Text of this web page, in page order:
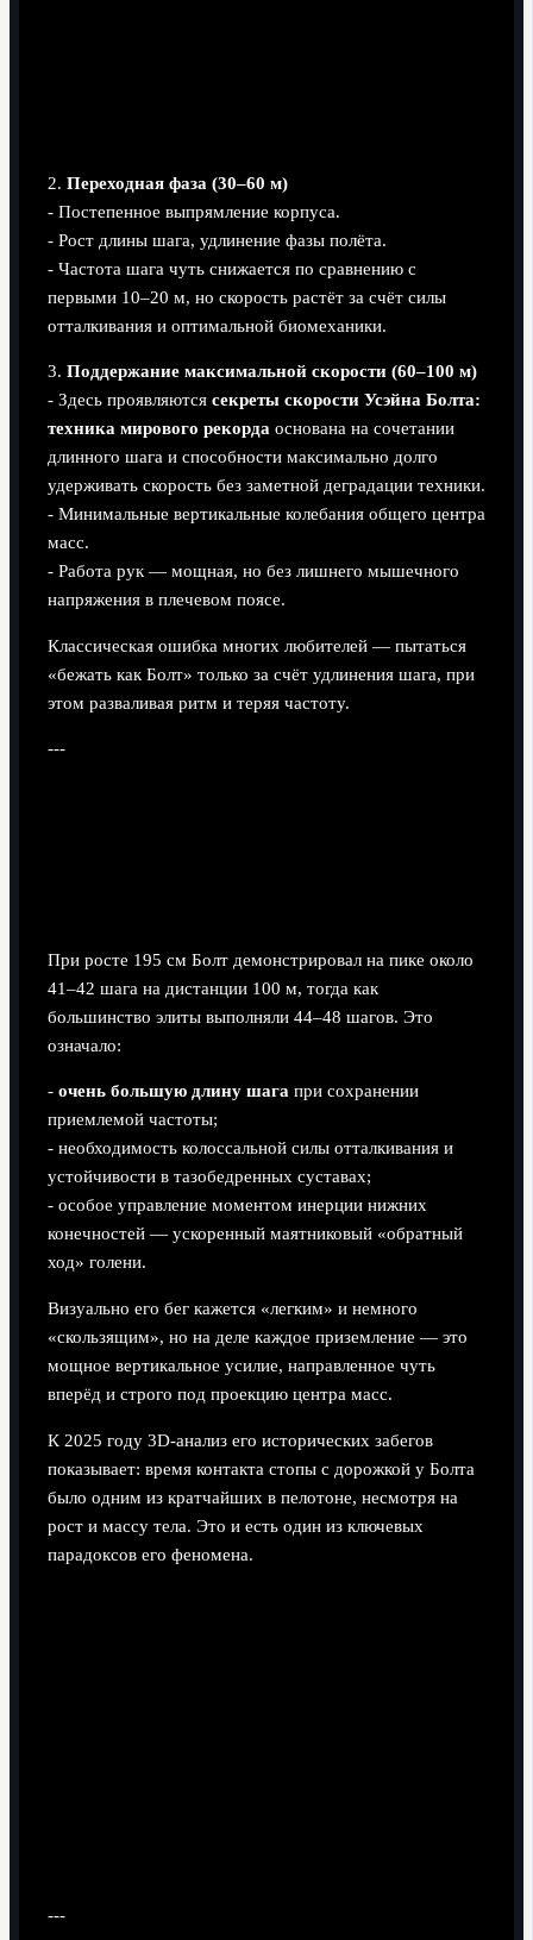
2. Переходная фаза (30–60 м)
- Постепенное выпрямление корпуса.
- Рост длины шага, удлинение фазы полёта.
- Частота шага чуть снижается по сравнению с
первыми 10–20 м, но скорость растёт за счёт силы
отталкивания и оптимальной биомеханики.
3. Поддержание максимальной скорости (60–100 м)
- Здесь проявляются секреты скорости Усэйна Болта:
техника мирового рекордаоснована на сочетании
длинного шага и способности максимально долго
удерживать скорость без заметной деградации техники.
- Минимальные вертикальные колебания общего центра
масс.
- Работа рук — мощная, но без лишнего мышечного
напряжения в плечевом поясе.
Классическая ошибка многих любителей — пытаться
«бежать как Болт» только за счёт удлинения шага, при
этом разваливая ритм и теряя частоту.
---
При росте 195 см Болт демонстрировал на пике около
41–42 шага на дистанции 100 м, тогда как
большинство элиты выполняли 44–48 шагов. Это
означало:
- очень большую длину шагапри сохранении
приемлемой частоты;
- необходимость колоссальной силы отталкивания и
устойчивости в тазобедренных суставах;
- особое управление моментом инерции нижних
конечностей — ускоренный маятниковый «обратный
ход» голени.
Визуально его бег кажется «легким» и немного
«скользящим», но на деле каждое приземление — это
мощное вертикальное усилие, направленное чуть
вперёд и строго под проекцию центра масс.
К 2025 году 3D‑анализ его исторических забегов
показывает: время контакта стопы с дорожкой у Болта
было одним из кратчайших в пелотоне, несмотря на
рост и массу тела. Это и есть один из ключевых
парадоксов его феномена.
---